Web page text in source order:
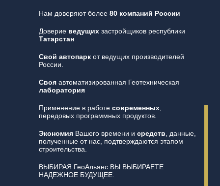
Нам доверяют более 80 компаний России
Доверие ведущихзастройщиков республики
Татарстан
Свой автопаркот ведущих производителей
России.
Свояавтоматизированная Геотехническая
лаборатория
Применение в работе современных,
передовых программных продуктов.
ЭкономияВашего времени и средств , данные,
полученные от нас, подтверждаются этапом
строительства.
ВЫБИРАЯ ГеоАльянс ВЫ ВЫБИРАЕТЕ
НАДЕЖНОЕ БУДУЩЕЕ.